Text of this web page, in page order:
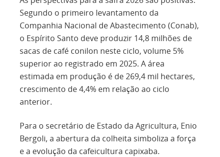
Segundo o primeiro levantamento da
Companhia Nacional de Abastecimento (Conab),
o Espírito Santo deve produzir 14,8 milhões de
sacas de café conilon neste ciclo, volume 5%
superior ao registrado em 2025. A área
estimada em produção é de 269,4 mil hectares,
crescimento de 4,4% em relação ao ciclo
anterior.
Para o secretário de Estado da Agricultura, Enio
Bergoli, a abertura da colheita simboliza a força
e a evolução da cafeicultura capixaba.